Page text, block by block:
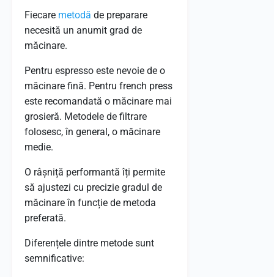
Fiecare metodă de preparare
necesită un anumit grad de
măcinare.
Pentru espresso este nevoie de o
măcinare fină. Pentru french press
este recomandată o măcinare mai
grosieră. Metodele de filtrare
folosesc, în general, o măcinare
medie.
O râșniță performantă îți permite
să ajustezi cu precizie gradul de
măcinare în funcție de metoda
preferată.
Diferențele dintre metode sunt
semnificative: